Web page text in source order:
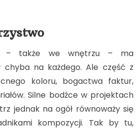
– także we wnętrzu – ma
chyba na każdego. Ale część z
koloru, bogactwa faktur,
Silne bodźce w projektach
jednak na ogół równoważy się
kompozycji. Tak by tu,